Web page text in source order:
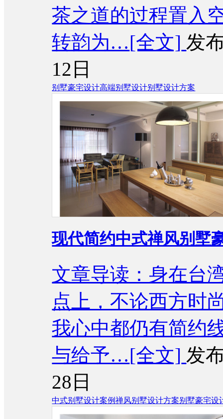
茶之道的过程置入
转韵为…[全文] 发
12日
别墅豪宅设计高端别墅设计别墅设计方案
现代简约中式禅风别墅
文章导读：身在台
点上，不论西方时
我心中都仍有简约
与给予…[全文] 发
28日
中式别墅设计案例禅风别墅设计方案别墅豪宅设